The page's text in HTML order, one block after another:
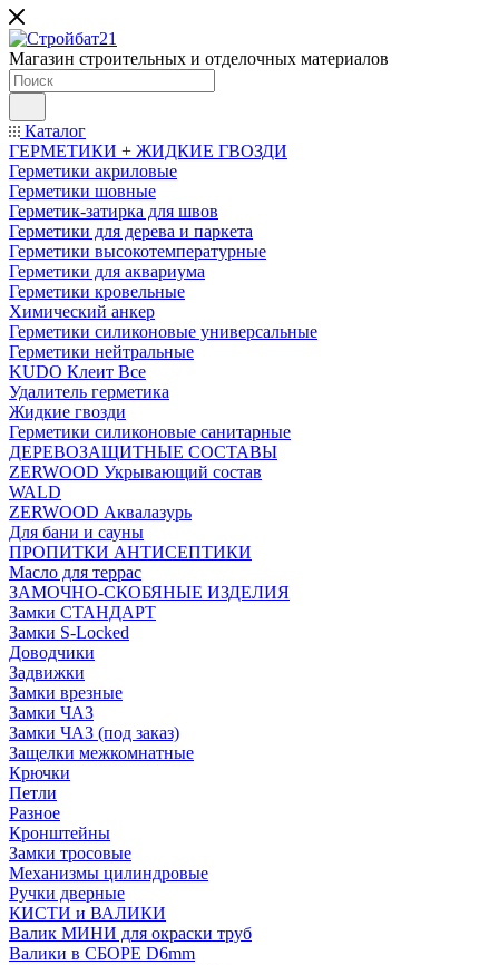
Магазин строительных и отделочных материалов
Каталог
ГЕРМЕТИКИ + ЖИДКИЕ ГВОЗДИ
Герметики акриловые
Герметики шовные
Герметик-затирка для швов
Герметики для дерева и паркета
Герметики высокотемпературные
Герметики для аквариума
Герметики кровельные
Химический анкер
Герметики силиконовые универсальные
Герметики нейтральные
KUDO Клеит Все
Удалитель герметика
Жидкие гвозди
Герметики силиконовые санитарные
ДЕРЕВОЗАЩИТНЫЕ СОСТАВЫ
ZERWOOD Укрывающий состав
WALD
ZERWOOD Аквалазурь
Для бани и сауны
ПРОПИТКИ АНТИСЕПТИКИ
Масло для террас
ЗАМОЧНО-СКОБЯНЫЕ ИЗДЕЛИЯ
Замки СТАНДАРТ
Замки S-Locked
Доводчики
Задвижки
Замки врезные
Замки ЧАЗ
Замки ЧАЗ (под заказ)
Защелки межкомнатные
Крючки
Петли
Разное
Кронштейны
Замки тросовые
Механизмы цилиндровые
Ручки дверные
КИСТИ и ВАЛИКИ
Валик МИНИ для окраски труб
Валики в СБОРЕ D6mm